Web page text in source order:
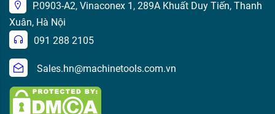
P.0903-A2, Vinaconex 1, 289A Khuất Duy Tiến, Thanh
Xuân, Hà Nội
091 288 2105
Sales.hn@machinetools.com.vn